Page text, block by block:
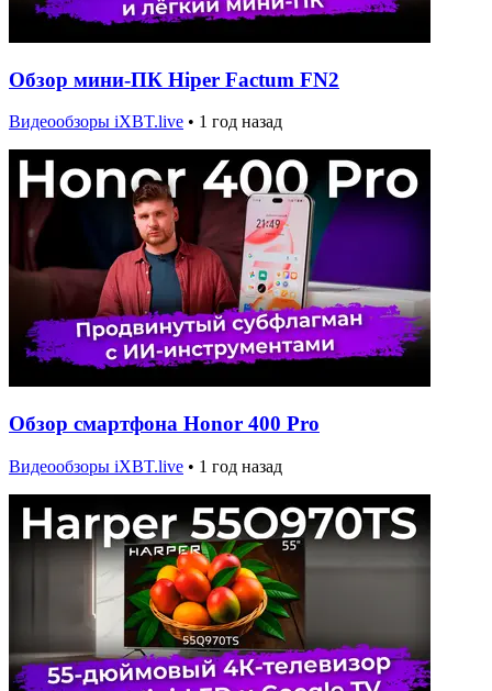
Обзор мини-ПК Hiper Factum FN2
Видеообзоры iXBT.live • 1 год назад
Обзор смартфона Honor 400 Pro
Видеообзоры iXBT.live • 1 год назад